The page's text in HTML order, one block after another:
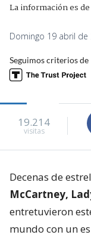
La información es de
Domingo 19 abril
Seguimos criterios de
19.214
visitas
Decenas de
McCartney,
entretuvieron
mundo con un